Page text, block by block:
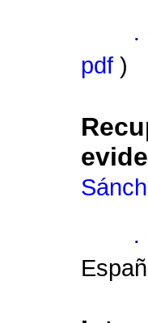
·
pdf )
·